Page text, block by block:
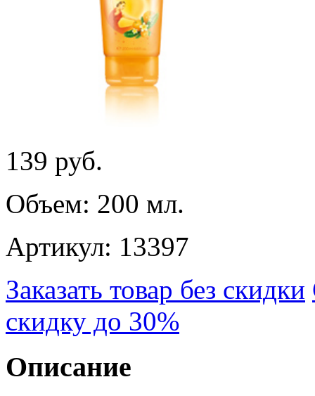
139 руб.
Объем: 200 мл.
Артикул: 13397
Заказать товар без скидки
скидку до 30%
Описание